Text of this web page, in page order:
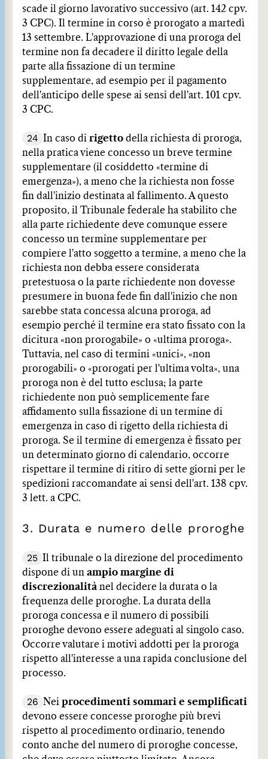
scade il giorno lavorativo successivo (art. 142 cpv.
3 CPC). Il termine in corso è prorogato a martedì
13 settembre. L'approvazione di una proroga del
termine non fa decadere il diritto legale della
parte alla fissazione di un termine
supplementare, ad esempio per il pagamento
dell'anticipo delle spese ai sensi dell'art. 101 cpv.
3 CPC.
24 In caso di rigetto della richiesta di proroga,
nella pratica viene concesso un breve termine
supplementare (il cosiddetto «termine di
emergenza»), a meno che la richiesta non fosse
fin dall'inizio destinata al fallimento. A questo
proposito, il Tribunale federale ha stabilito che
alla parte richiedente deve comunque essere
concesso un termine supplementare per
compiere l'atto soggetto a termine, a meno che la
richiesta non debba essere considerata
pretestuosa o la parte richiedente non dovesse
presumere in buona fede fin dall'inizio che non
sarebbe stata concessa alcuna proroga, ad
esempio perché il termine era stato fissato con la
dicitura «non prorogabile» o «ultima proroga».
Tuttavia, nel caso di termini «unici», «non
prorogabili» o «prorogati per l'ultima volta», una
proroga non è del tutto esclusa; la parte
richiedente non può semplicemente fare
affidamento sulla fissazione di un termine di
emergenza in caso di rigetto della richiesta di
proroga. Se il termine di emergenza è fissato per
un determinato giorno di calendario, occorre
rispettare il termine di ritiro di sette giorni per le
spedizioni raccomandate ai sensi dell'art. 138 cpv.
3 lett. a CPC.
3. Durata e numero delle proroghe
25 Il tribunale o la direzione del procedimento
dispone di un ampio margine di
discrezionalità nel decidere la durata o la
frequenza delle proroghe. La durata della
proroga concessa e il numero di possibili
proroghe devono essere adeguati al singolo caso.
Occorre valutare i motivi addotti per la proroga
rispetto all'interesse a una rapida conclusione del
processo.
26 Nei procedimenti sommari e semplificati
devono essere concesse proroghe più brevi
rispetto al procedimento ordinario, tenendo
conto anche del numero di proroghe concesse,